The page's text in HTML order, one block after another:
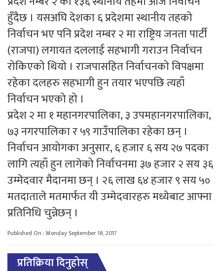
हुँदैछ । यसअघि देशका ६ प्रदेशमा स्थानीय तहको
निर्वाचन भए पनि प्रदेश नम्बर २ मा राष्ट्रिय जनता पार्टी
(राजपा) लगायत दललाई सहभागी गराउन निर्वाचन
रोकिएको थियो । राजपासहित निर्वाचनको विपक्षमा
रहेका दलहरु सहभागी हुन तयार भएपछि त्यहाँ
निर्वाचन भएको हो ।
प्रदेश २ मा १ महानगरपालिका, ३ उपमहानगरपालिका,
७३ नगरपालिका र ५९ गाउँपालिका रहेका छन् ।
निर्वाचन आयोगका अनुसार, ६ हजार ६ सय २७ पदका
लागि त्यहाँ हुन लागेको निर्वाचनमा ३७ हजार २ सय ३६
उम्मेदवार मैदानमा छन् । २६ लाख ६४ हजार ९ सय ५०
मतदाताले मतमार्फत यी उम्मेदवारहरु मध्येबाट आफ्ना
प्रतिनिधि चुन्नेछन् ।
Published On : Monday September 18, 2017
प्रतिक्रिया दिनुहोस्